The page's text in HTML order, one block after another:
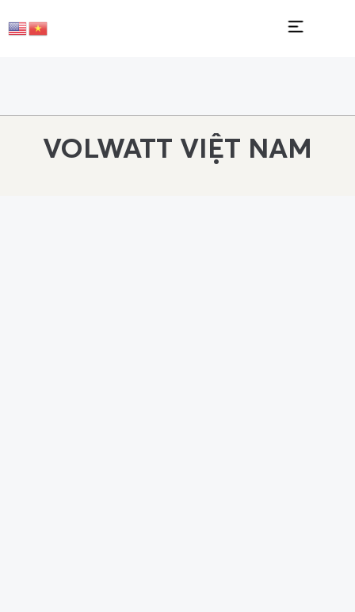
VOLWATT VIỆT NAM